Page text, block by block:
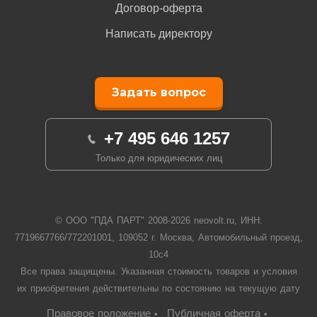
Договор-оферта
Написать директору
Задать вопрос
+7 495 646 1257
Только для юридических лиц
© ООО "ПДА ПАРТ" 2008-2026neovolt.ru, ИНН:
7719667766/772201001, 109052 г. Москва, Автомобильный проезд,
10с4
Все права защищены. Указанная стоимость товаров и условия
их приобретения действительны по состоянию на текущую дату
Правовое положение• Публичная оферта•